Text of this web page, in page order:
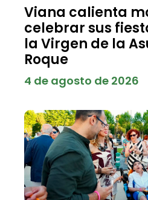
Viana calienta
celebrar sus
la Virgen de la
Roque
4 de agosto de 2026